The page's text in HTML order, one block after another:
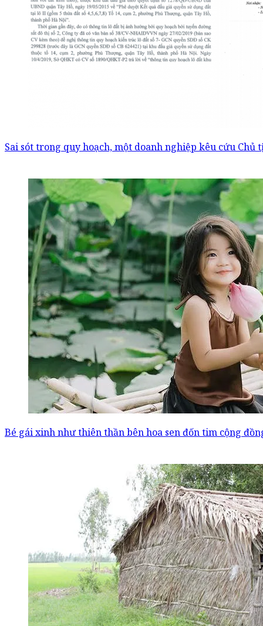
Sai sót trong quy hoạch, một doanh nghiệp kêu cứu Chủ
Bé gái xinh như thiên thần bên hoa sen đốn tim cộng